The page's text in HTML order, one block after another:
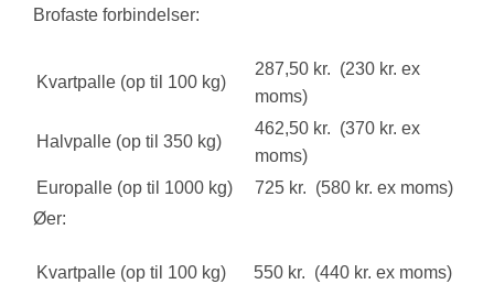
Brofaste forbindelser:
Kvartpalle (op til 100 kg)
287,50 kr. (230 kr. ex
moms)
Halvpalle (op til 350 kg)
462,50 kr. (370 kr. ex
moms)
Europalle (op til 1000 kg)
725 kr. (580 kr. ex moms)
Øer:
Kvartpalle (op til 100 kg)
550 kr. (440 kr. ex moms)